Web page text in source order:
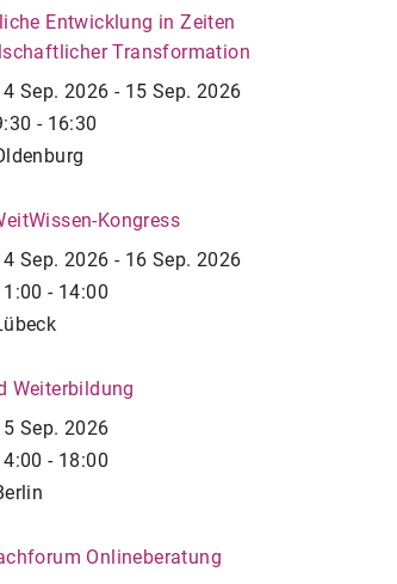
Entwicklung in Zeiten
Transformation
Sep. 2026 - 15 Sep. 2026
- 16:30
Kongress
Sep. 2026 - 16 Sep. 2026
- 14:00
Weiterbildung
Sep. 2026
- 18:00
Onlineberatung